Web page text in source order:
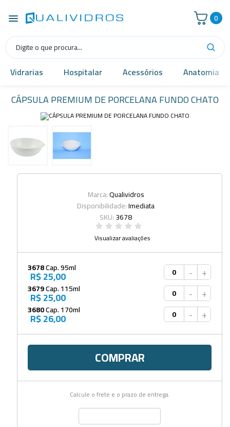
0
Vidrarias Hospitalar Acessórios Anatomia
CÁPSULA PREMIUM DE PORCELANA FUNDO CHATO
Marca:Qualividros
Disponibilidade:Imediata
SKU:3678
Visualizar avaliações
3678Cap. 95ml
R$ 25,00 - +
3679Cap. 115ml
R$ 25,00 - +
3680Cap. 170ml
R$ 26,00 - +
COMPRAR
Calcule o frete e o prazo de entrega.